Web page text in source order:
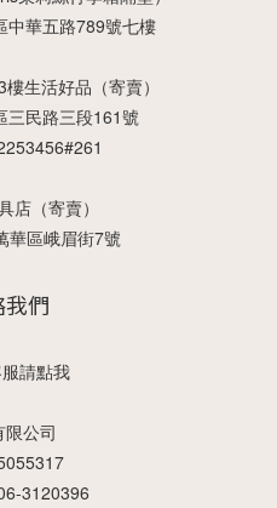
中華五路789號七樓
生活好品（寄賣）
三民路三段161號
店（寄賣）
華區峨眉街7號
們
請點我
限公司
3120396